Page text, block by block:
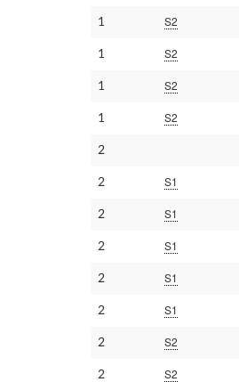
1 S2
1 S2
1 S2
1 S2
2
2 S1
2 S1
2 S1
2 S1
2 S1
2 S2
2 S2